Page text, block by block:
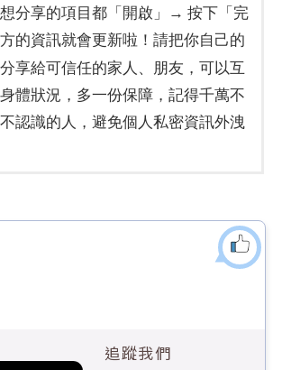
分享的項目都「開啟」→ 按下「完
的資訊就會更新啦！請把你自己的
享給可信任的家人、朋友，可以互
體狀況，多一份保障，記得千萬不
認識的人，避免個人私密資訊外洩
追蹤我們